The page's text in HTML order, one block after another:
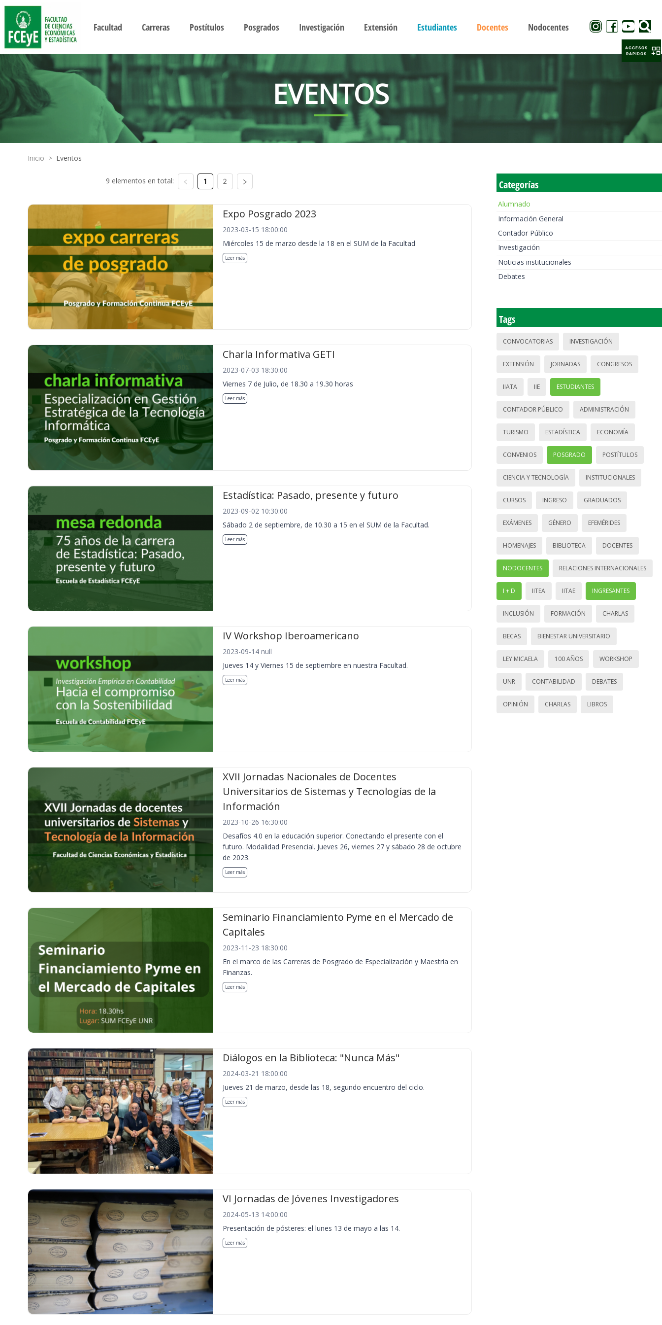
Facultad Carreras Postítulos Posgrados Investigación Extensión Estudiantes Docentes Nodocentes
EVENTOS
Inicio > Eventos
9 elementos en total: 1 2
Expo Posgrado 2023
2023-03-15 18:00:00
Miércoles 15 de marzo desde la 18 en el SUM de la Facultad
Leer más
Charla Informativa GETI
2023-07-03 18:30:00
Viernes 7 de Julio, de 18.30 a 19.30 horas
Leer más
Estadística: Pasado, presente y futuro
2023-09-02 10:30:00
Sábado 2 de septiembre, de 10.30 a 15 en el SUM de la Facultad.
Leer más
IV Workshop Iberoamericano
2023-09-14 null
Jueves 14 y Viernes 15 de septiembre en nuestra Facultad.
Leer más
XVII Jornadas Nacionales de Docentes
Universitarios de Sistemas y Tecnologías de la
Información
2023-10-26 16:30:00
Desafíos 4.0 en la educación superior. Conectando el presente con el
futuro. Modalidad Presencial. Jueves 26, viernes 27 y sábado 28 de octubre
de 2023.
Leer más
Seminario Financiamiento Pyme en el Mercado de
Capitales
2023-11-23 18:30:00
En el marco de las Carreras de Posgrado de Especialización y Maestría en
Finanzas.
Leer más
Diálogos en la Biblioteca: "Nunca Más"
2024-03-21 18:00:00
Jueves 21 de marzo, desde las 18, segundo encuentro del ciclo.
Leer más
VI Jornadas de Jóvenes Investigadores
2024-05-13 14:00:00
Presentación de pósteres: el lunes 13 de mayo a las 14.
Leer más
Categorías
Alumnado
Información General
Contador Público
Investigación
Noticias institucionales
Debates
Tags
CONVOCATORIAS INVESTIGACIÓN
EXTENSIÓN JORNADAS CONGRESOS
IIATA IIE ESTUDIANTES
CONTADOR PÚBLICO ADMINISTRACIÓN
TURISMO ESTADÍSTICA ECONOMÍA
CONVENIOS POSGRADO POSTÍTULOS
CIENCIA Y TECNOLOGÍA INSTITUCIONALES
CURSOS INGRESO GRADUADOS
EXÁMENES GÉNERO EFEMÉRIDES
HOMENAJES BIBLIOTECA DOCENTES
NODOCENTES RELACIONES INTERNACIONALES
I + D IITEA IITAE INGRESANTES
INCLUSIÓN FORMACIÓN CHARLAS
BECAS BIENESTAR UNIVERSITARIO
LEY MICAELA 100 AÑOS WORKSHOP
UNR CONTABILIDAD DEBATES
OPINIÓN CHARLAS LIBROS
ACCESOS
RAPIDOS